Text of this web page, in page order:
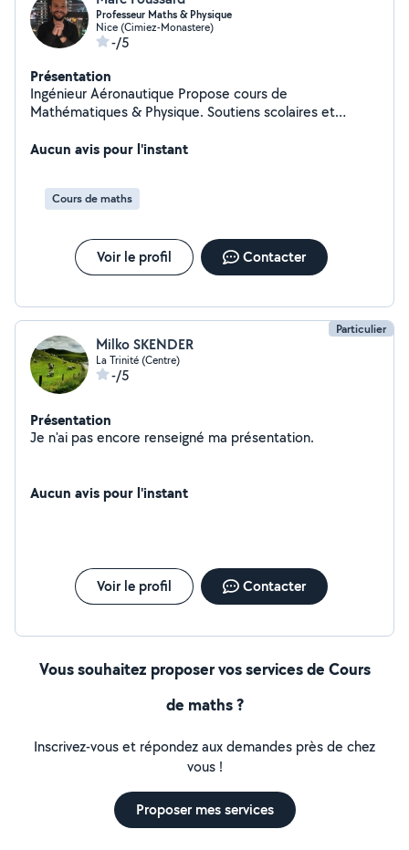
Professeur Maths & Physique
Nice (Cimiez-Monastere)
-/5
Présentation
Ingénieur Aéronautique Propose cours de
Mathématiques & Physique. Soutiens scolaires et
vous intéresse, vous pouvez me contacter.
Aucun avis pour l'instant
Cours de maths
Voir le profil Contacter
Particulier
Milko SKENDER
La Trinité (Centre)
-/5
Présentation
Je n'ai pas encore renseigné ma présentation.
Aucun avis pour l'instant
Voir le profil Contacter
Vous souhaitez proposer vos services de Cours
de maths ?
Inscrivez-vous et répondez aux demandes près de chez
vous !
Proposer mes services